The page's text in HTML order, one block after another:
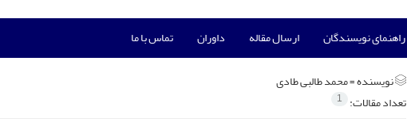
راهنمای نویسندگان ارسال مقاله داوران تماس با ما
نویسنده =محمد طالبی طادی
تعداد مقالات: 1